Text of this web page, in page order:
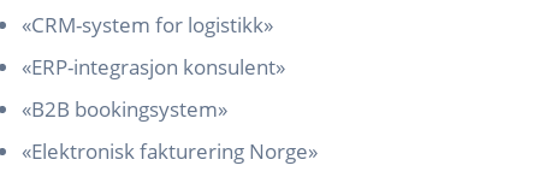
«CRM-system for logistikk»
«ERP-integrasjon konsulent»
«B2B bookingsystem»
«Elektronisk fakturering Norge»